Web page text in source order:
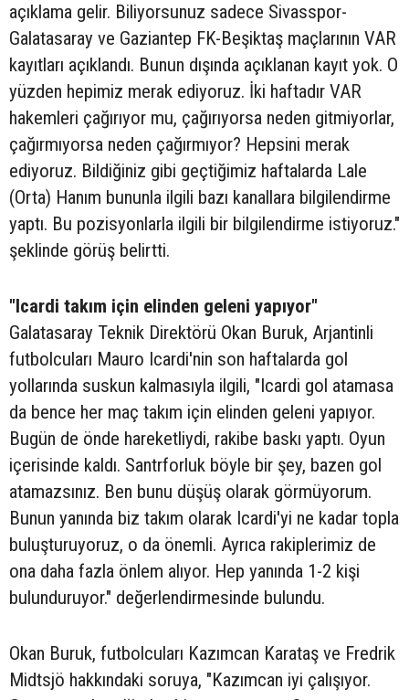
açıklama gelir. Biliyorsunuz sadece Sivasspor-
Galatasaray ve Gaziantep FK-Beşiktaş maçlarının VAR
kayıtları açıklandı. Bunun dışında açıklanan kayıt yok. O
yüzden hepimiz merak ediyoruz. İki haftadır VAR
hakemleri çağırıyor mu, çağırıyorsa neden gitmiyorlar,
çağırmıyorsa neden çağırmıyor? Hepsini merak
ediyoruz. Bildiğiniz gibi geçtiğimiz haftalarda Lale
(Orta) Hanım bununla ilgili bazı kanallara bilgilendirme
yaptı. Bu pozisyonlarla ilgili bir bilgilendirme istiyoruz."
şeklinde görüş belirtti.
"Icardi takım için elinden geleni yapıyor"
Galatasaray Teknik Direktörü Okan Buruk, Arjantinli
futbolcuları Mauro Icardi'nin son haftalarda gol
yollarında suskun kalmasıyla ilgili, "Icardi gol atamasa
da bence her maç takım için elinden geleni yapıyor.
Bugün de önde hareketliydi, rakibe baskı yaptı. Oyun
içerisinde kaldı. Santrforluk böyle bir şey, bazen gol
atamazsınız. Ben bunu düşüş olarak görmüyorum.
Bunun yanında biz takım olarak Icardi'yi ne kadar topla
buluşturuyoruz, o da önemli. Ayrıca rakiplerimiz de
ona daha fazla önlem alıyor. Hep yanında 1-2 kişi
bulunduruyor." değerlendirmesinde bulundu.
Okan Buruk, futbolcuları Kazımcan Karataş ve Fredrik
Midtsjö hakkındaki soruya, "Kazımcan iyi çalışıyor.